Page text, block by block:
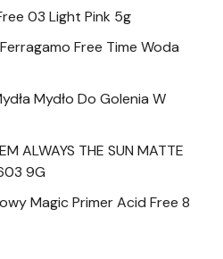
03 Light Pink 5g
Free Time Woda
Mydło Do Golenia W
ALWAYS THE SUN MATTE
9G
Magic Primer Acid Free 8